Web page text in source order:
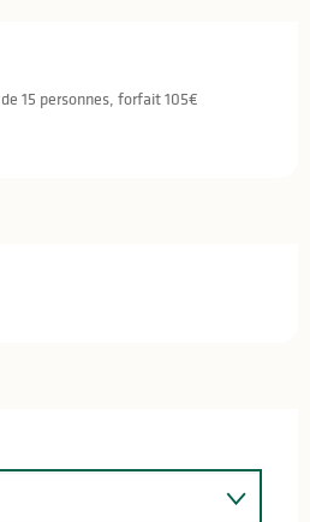
15 personnes, forfait 105€